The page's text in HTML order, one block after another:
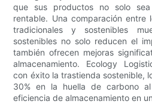
que sus productos no solo
rentable. Una comparación entre
tradicionales y sostenibles
sostenibles no solo reducen el
también ofrecen mejoras
almacenamiento. Ecology
con éxito la trastienda sostenible,
30% en la huella de carbono
eficiencia de almacenamiento en